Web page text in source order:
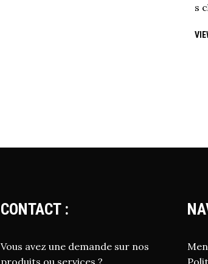
s
CONTACT :
Vous avez une demande sur nos